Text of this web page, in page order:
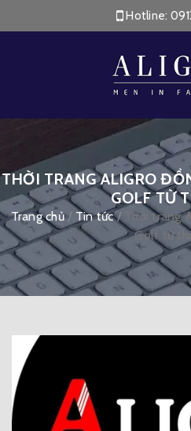
Hotline:
THỜI TRANG ALIGRO
GOLF TỪ
Trang chủ / Tin tức /
Thời trang
Golf từ